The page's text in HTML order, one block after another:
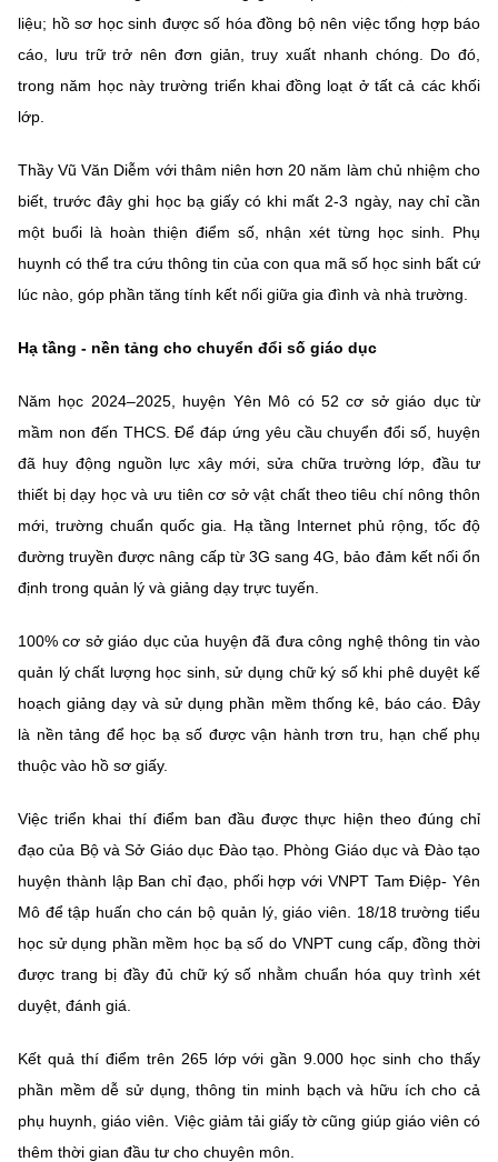
website này)
liệu; hồ sơ học sinh được số hóa đồng bộ nên việc tổng hợp báo
cáo, lưu trữ trở nên đơn giản, truy xuất nhanh chóng. Do đó,
trong năm học này trường triển khai đồng loạt ở tất cả các khối
lớp.
Thầy Vũ Văn Diễm với thâm niên hơn 20 năm làm chủ nhiệm cho
biết, trước đây ghi học bạ giấy có khi mất 2-3 ngày, nay chỉ cần
một buổi là hoàn thiện điểm số, nhận xét từng học sinh. Phụ
huynh có thể tra cứu thông tin của con qua mã số học sinh bất cứ
lúc nào, góp phần tăng tính kết nối giữa gia đình và nhà trường.
Hạ tầng - nền tảng cho chuyển đổi số giáo dục
Năm học 2024–2025, huyện Yên Mô có 52 cơ sở giáo dục từ
mầm non đến THCS. Để đáp ứng yêu cầu chuyển đổi số, huyện
đã huy động nguồn lực xây mới, sửa chữa trường lớp, đầu tư
thiết bị dạy học và ưu tiên cơ sở vật chất theo tiêu chí nông thôn
mới, trường chuẩn quốc gia. Hạ tầng Internet phủ rộng, tốc độ
đường truyền được nâng cấp từ 3G sang 4G, bảo đảm kết nối ổn
định trong quản lý và giảng dạy trực tuyến.
100% cơ sở giáo dục của huyện đã đưa công nghệ thông tin vào
quản lý chất lượng học sinh, sử dụng chữ ký số khi phê duyệt kế
hoạch giảng dạy và sử dụng phần mềm thống kê, báo cáo. Đây
là nền tảng để học bạ số được vận hành trơn tru, hạn chế phụ
thuộc vào hồ sơ giấy.
Việc triển khai thí điểm ban đầu được thực hiện theo đúng chỉ
đạo của Bộ và Sở Giáo dục Đào tạo. Phòng Giáo dục và Đào tạo
huyện thành lập Ban chỉ đạo, phối hợp với VNPT Tam Điệp- Yên
Mô để tập huấn cho cán bộ quản lý, giáo viên. 18/18 trường tiểu
học sử dụng phần mềm học bạ số do VNPT cung cấp, đồng thời
được trang bị đầy đủ chữ ký số nhằm chuẩn hóa quy trình xét
duyệt, đánh giá.
Kết quả thí điểm trên 265 lớp với gần 9.000 học sinh cho thấy
phần mềm dễ sử dụng, thông tin minh bạch và hữu ích cho cả
phụ huynh, giáo viên. Việc giảm tải giấy tờ cũng giúp giáo viên có
thêm thời gian đầu tư cho chuyên môn.